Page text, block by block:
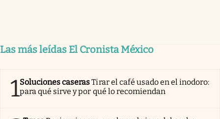
Las más leídas El Cronista México
1Soluciones caserasTirar el café usado en el inodoro:
para qué sirve y por qué lo recomiendan